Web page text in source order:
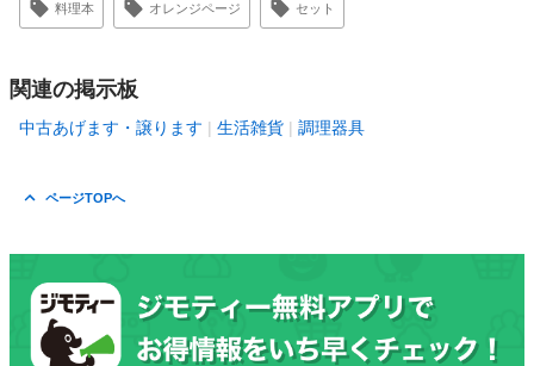
料理本 オレンジページ セット
関連の掲示板
中古あげます・譲ります 生活雑貨 調理器具
ページTOPへ